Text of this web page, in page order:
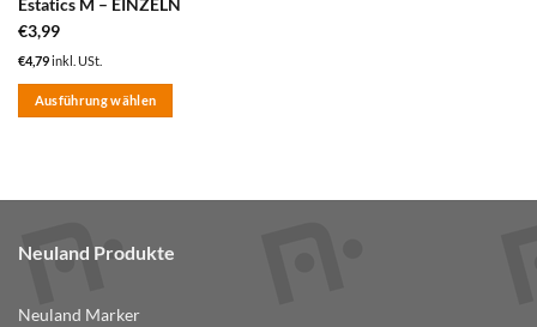
Estatics M – EINZELN
€3,99
€4,79inkl. USt.
Ausführung wählen
mehrere
auf.
Optionen
Neuland Produkte
Neuland Marker